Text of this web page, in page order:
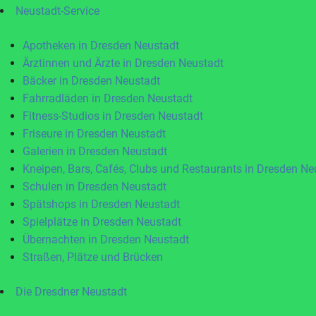
Neustadt-Service
Apotheken in Dresden Neustadt
Ärztinnen und Ärzte in Dresden Neustadt
Bäcker in Dresden Neustadt
Fahrradläden in Dresden Neustadt
Fitness-Studios in Dresden Neustadt
Friseure in Dresden Neustadt
Galerien in Dresden Neustadt
Kneipen, Bars, Cafés, Clubs und Restaurants in Dresden
Schulen in Dresden Neustadt
Spätshops in Dresden Neustadt
Spielplätze in Dresden Neustadt
Übernachten in Dresden Neustadt
Straßen, Plätze und Brücken
Die Dresdner Neustadt